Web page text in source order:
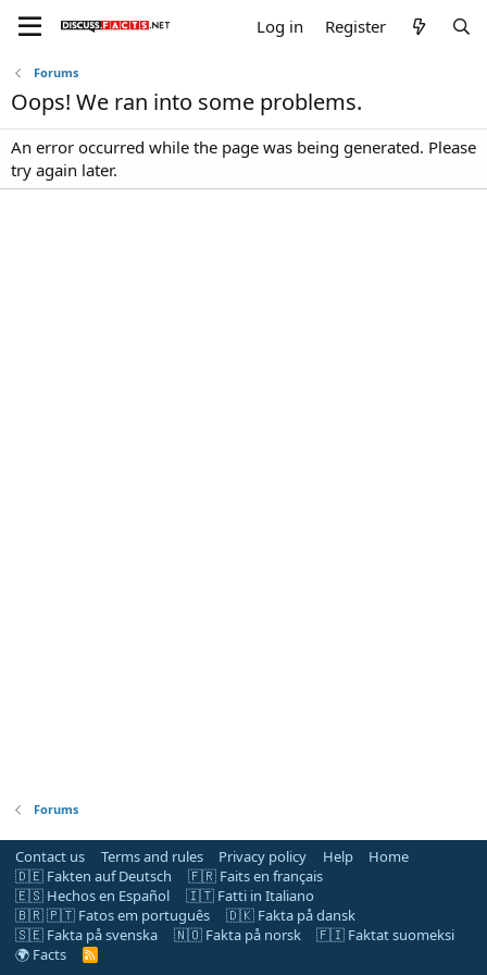
Log in Register
Forums
Oops! We ran into some problems.
An error occurred while the page was being generated. Please
try again later.
Forums
Contact us Terms and rules Privacy policy Help
Home
🇩🇪 Fakten auf Deutsch
🇫🇷 Faits en français
🇪🇸 Hechos en Español
🇮🇹 Fatti in Italiano
🇧🇷 🇵🇹 Fatos em português
🇩🇰 Fakta på dansk
🇸🇪 Fakta på svenska
🇳🇴 Fakta på norsk
🇫🇮 Faktat suomeksi
🌍 Facts
R